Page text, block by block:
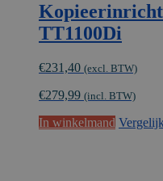
TT1100Di
€231,40 (excl. BTW)
€279,99 (incl. BTW)
In winkelmand